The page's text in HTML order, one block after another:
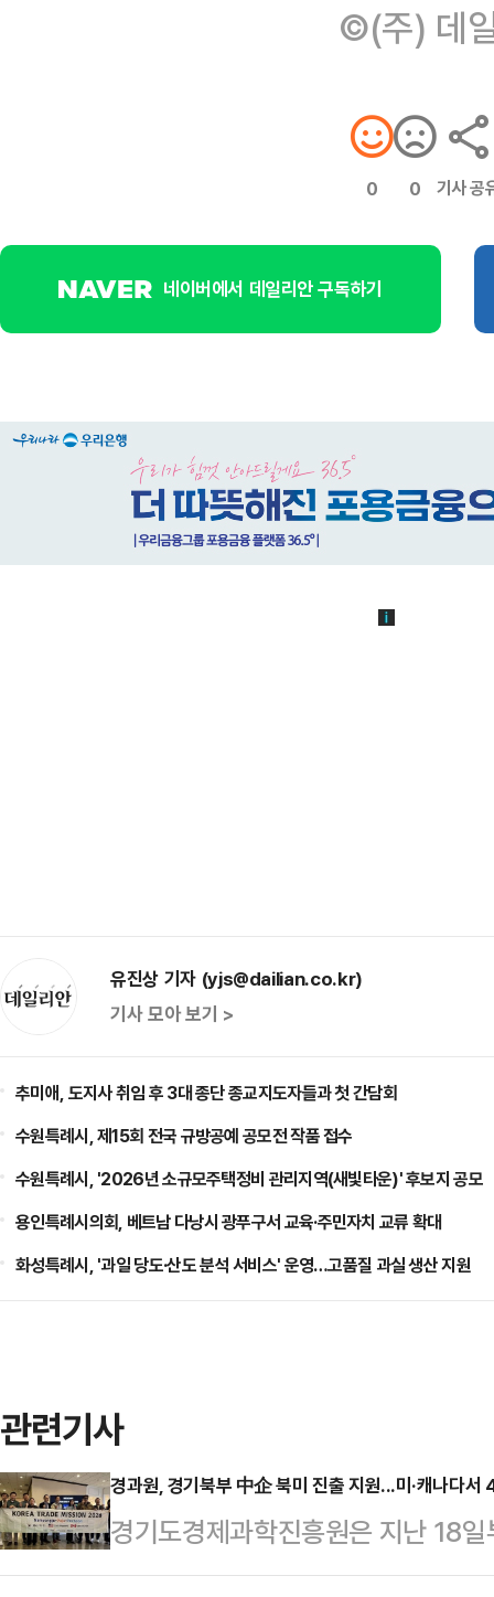
©(주) 데
0 0 기사 공
네이버에서 데일리안 구독하기
유진상 기자 (yjs@dailian.co.kr)
기사 모아 보기 >
추미애, 도지사 취임 후 3대 종단 종교지도자들과 첫 간담회
수원특례시, 제15회 전국 규방공예 공모전 작품 접수
수원특례시, '2026년 소규모주택정비 관리지역(새빛타운)' 후보지 공모
용인특례시의회, 베트남 다낭시 광푸구서 교육·주민자치 교류 확대
화성특례시, '과일 당도·산도 분석 서비스' 운영…고품질 과실 생산 지원
관련기사
경과원, 경기북부 中企 북미 진출 지원...미·캐나다
경기도경제과학진흥원은 지난 18
스와 캐나다 밴쿠버에서 '2026년